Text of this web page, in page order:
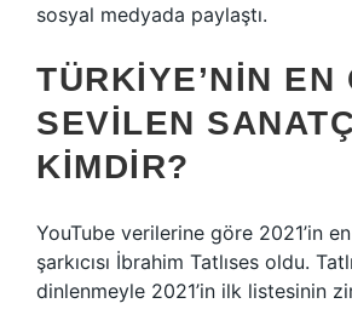
sosyal medyada paylaştı.
TÜRKIYE’NIN EN
SEVILEN
KIMDIR?
YouTube verilerine göre 2021’in
şarkıcısı İbrahim Tatlıses oldu.
dinlenmeyle 2021’in ilk listesinin